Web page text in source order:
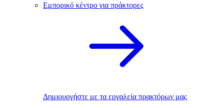
Εμπορικό κέντρο για πράκτορες
Δημιουργήστε με τα εργαλεία πρακτόρων μας